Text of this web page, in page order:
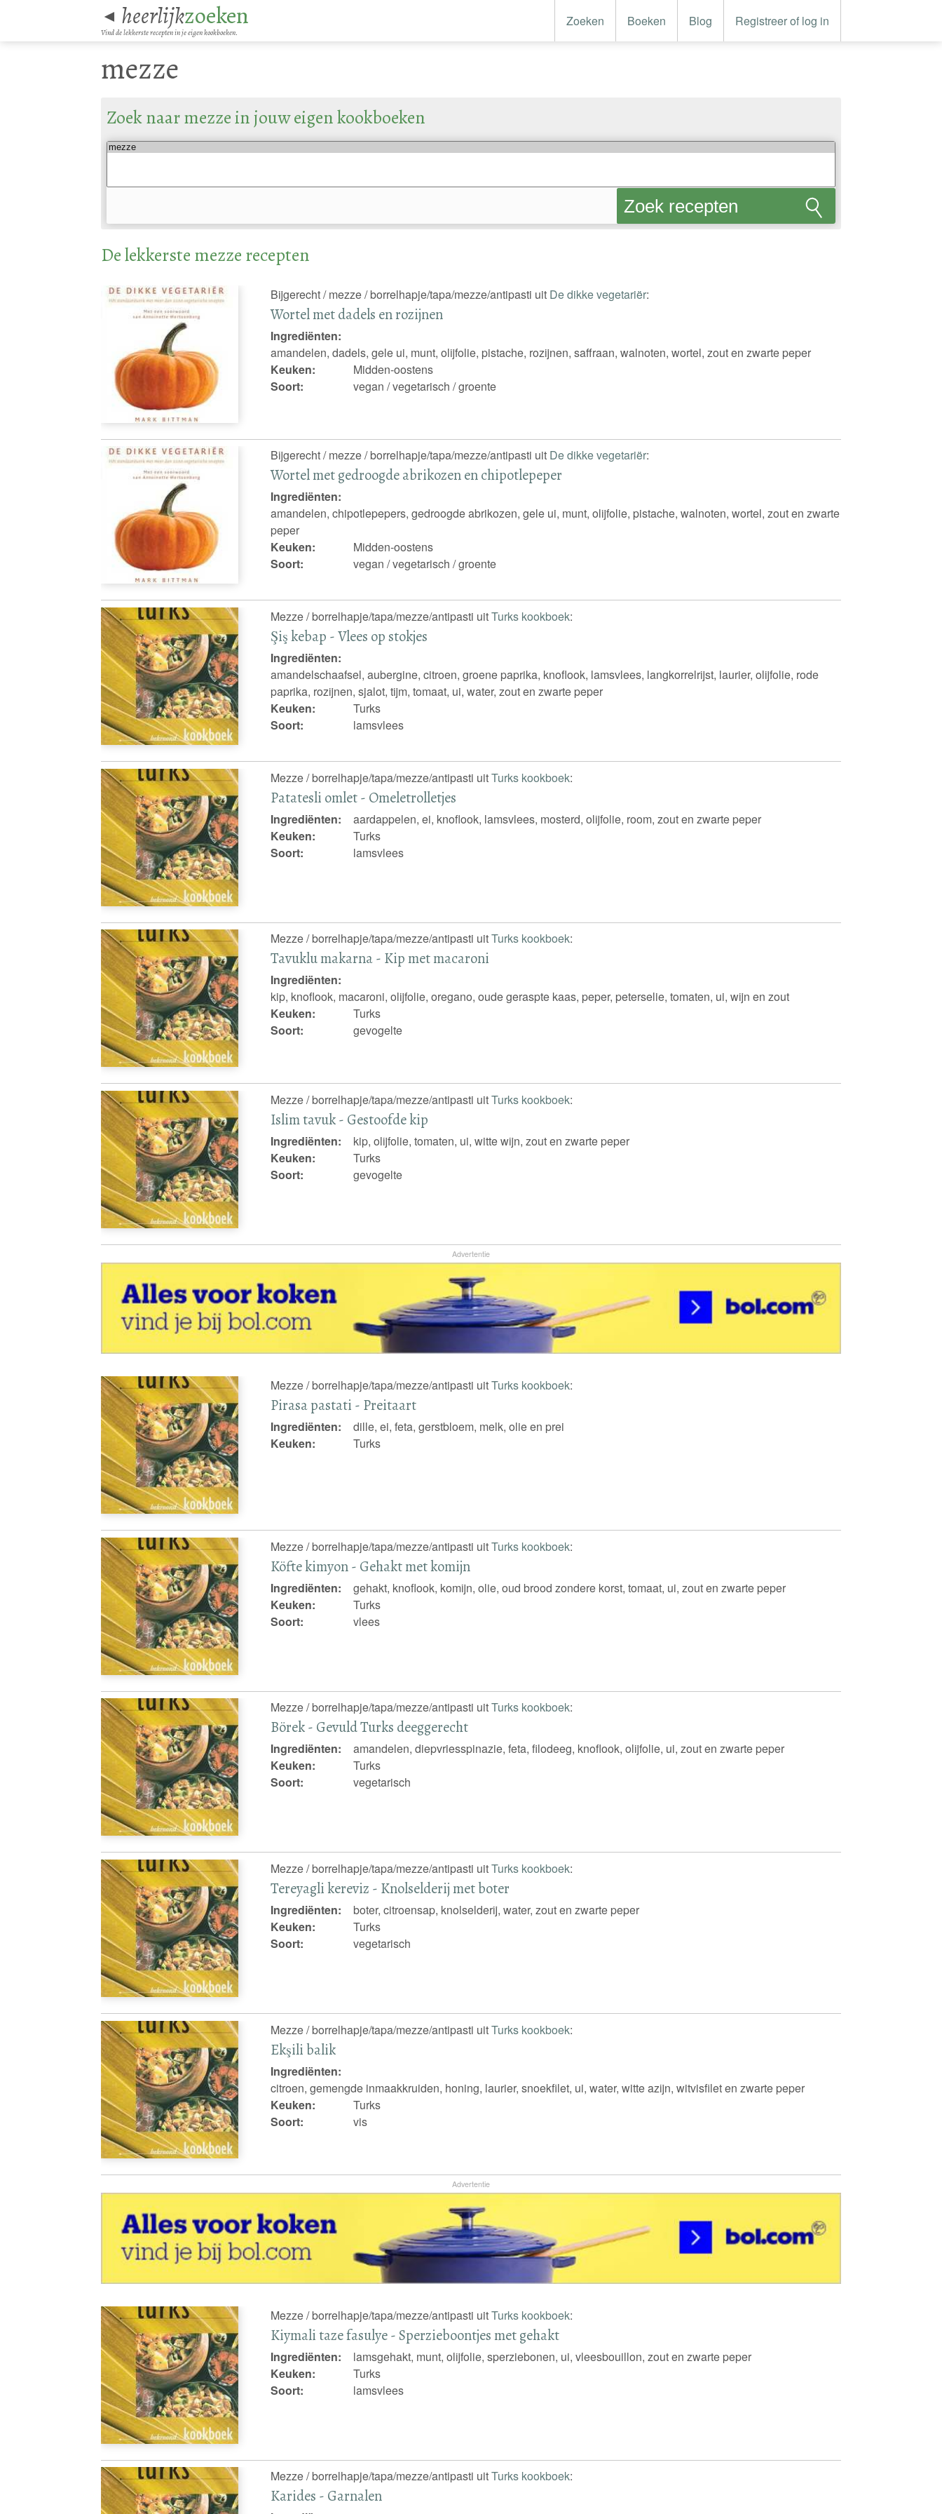
◄ heerlijkzoeken
Vind de lekkerste recepten in je eigen kookboeken.
Zoeken Boeken Blog Registreer of log in
mezze
Zoek naar mezze in jouw eigen kookboeken
Zoek recepten
De lekkerste mezze recepten
Bijgerecht / mezze / borrelhapje/tapa/mezze/antipasti uit De dikke vegetariër:
Wortel met dadels en rozijnen
Ingrediënten:
amandelen, dadels, gele ui, munt, olijfolie, pistache, rozijnen, saffraan, walnoten, wortel, zout en zwarte peper
Keuken:
Midden-oostens
Soort:
vegan / vegetarisch / groente
Bijgerecht / mezze / borrelhapje/tapa/mezze/antipasti uit De dikke vegetariër:
Wortel met gedroogde abrikozen en chipotlepeper
Ingrediënten:
amandelen, chipotlepepers, gedroogde abrikozen, gele ui, munt, olijfolie, pistache, walnoten, wortel, zout en zwarte
peper
Keuken:
Midden-oostens
Soort:
vegan / vegetarisch / groente
Mezze / borrelhapje/tapa/mezze/antipasti uitTurks kookboek:
Şiş kebap - Vlees op stokjes
Ingrediënten:
amandelschaafsel, aubergine, citroen, groene paprika, knoflook, lamsvlees, langkorrelrijst, laurier, olijfolie, rode
paprika, rozijnen, sjalot, tijm, tomaat, ui, water, zout en zwarte peper
Keuken:
Turks
Soort:
lamsvlees
Mezze / borrelhapje/tapa/mezze/antipasti uitTurks kookboek:
Patatesli omlet - Omeletrolletjes
Ingrediënten:
aardappelen, ei, knoflook, lamsvlees, mosterd, olijfolie, room, zout en zwarte peper
Keuken:
Turks
Soort:
lamsvlees
Mezze / borrelhapje/tapa/mezze/antipasti uitTurks kookboek:
Tavuklu makarna - Kip met macaroni
Ingrediënten:
kip, knoflook, macaroni, olijfolie, oregano, oude geraspte kaas, peper, peterselie, tomaten, ui, wijn en zout
Keuken:
Turks
Soort:
gevogelte
Mezze / borrelhapje/tapa/mezze/antipasti uitTurks kookboek:
Islim tavuk - Gestoofde kip
Ingrediënten:
kip, olijfolie, tomaten, ui, witte wijn, zout en zwarte peper
Keuken:
Turks
Soort:
gevogelte
Advertentie
Mezze / borrelhapje/tapa/mezze/antipasti uitTurks kookboek:
Pirasa pastati - Preitaart
Ingrediënten:
dille, ei, feta, gerstbloem, melk, olie en prei
Keuken:
Turks
Mezze / borrelhapje/tapa/mezze/antipasti uitTurks kookboek:
Köfte kimyon - Gehakt met komijn
Ingrediënten:
gehakt, knoflook, komijn, olie, oud brood zondere korst, tomaat, ui, zout en zwarte peper
Keuken:
Turks
Soort:
vlees
Mezze / borrelhapje/tapa/mezze/antipasti uitTurks kookboek:
Börek - Gevuld Turks deeggerecht
Ingrediënten:
amandelen, diepvriesspinazie, feta, filodeeg, knoflook, olijfolie, ui, zout en zwarte peper
Keuken:
Turks
Soort:
vegetarisch
Mezze / borrelhapje/tapa/mezze/antipasti uitTurks kookboek:
Tereyagli kereviz - Knolselderij met boter
Ingrediënten:
boter, citroensap, knolselderij, water, zout en zwarte peper
Keuken:
Turks
Soort:
vegetarisch
Mezze / borrelhapje/tapa/mezze/antipasti uitTurks kookboek:
Ekşili balik
Ingrediënten:
citroen, gemengde inmaakkruiden, honing, laurier, snoekfilet, ui, water, witte azijn, witvisfilet en zwarte peper
Keuken:
Turks
Soort:
vis
Advertentie
Mezze / borrelhapje/tapa/mezze/antipasti uitTurks kookboek:
Kiymali taze fasulye - Sperzieboontjes met gehakt
Ingrediënten:
lamsgehakt, munt, olijfolie, sperziebonen, ui, vleesbouillon, zout en zwarte peper
Keuken:
Turks
Soort:
lamsvlees
Mezze / borrelhapje/tapa/mezze/antipasti uitTurks kookboek:
Karides - Garnalen